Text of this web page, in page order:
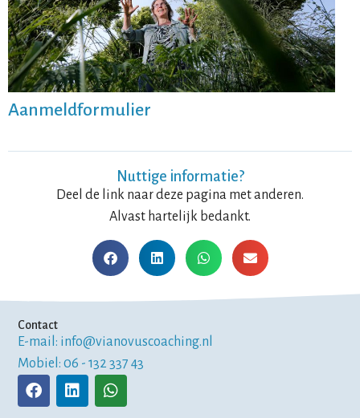
Aanmeldformulier
Nuttige informatie?
Deel de link naar deze pagina met anderen.
Alvast hartelijk bedankt.
Contact
E-mail: info@vianovuscoaching.nl
Mobiel: 06 - 132 337 43